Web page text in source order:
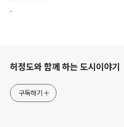
.
허정도와 함께 하는 도시이야기
구독하기